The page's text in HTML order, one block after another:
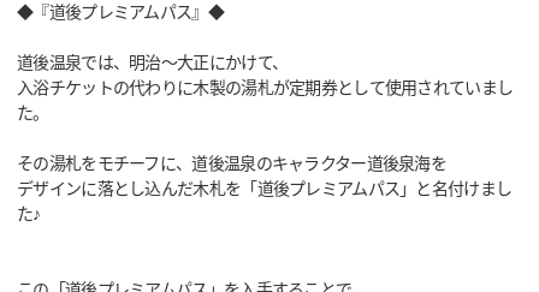
◆『道後プレミアムパス』◆
道後温泉では、明治～大正にかけて、
入浴チケットの代わりに木製の湯札が定期券として使用されていまし
た。
その湯札をモチーフに、道後温泉のキャラクター道後泉海を
デザインに落とし込んだ木札を「道後プレミアムパス」と名付けまし
た♪